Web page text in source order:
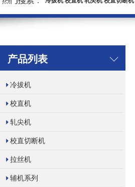
产品列表
冷拔机
校直机
轧尖机
校直切断机
拉丝机
辅机系列